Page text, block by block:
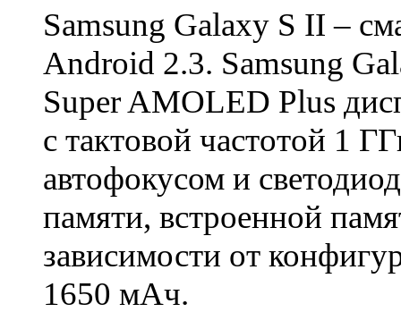
Samsung Galaxy S II –
Android 2.3. Samsung
Super AMOLED Plus
с тактовой частотой 1
автофокусом и
памяти, встроенной
зависимости от
1650 мАч.